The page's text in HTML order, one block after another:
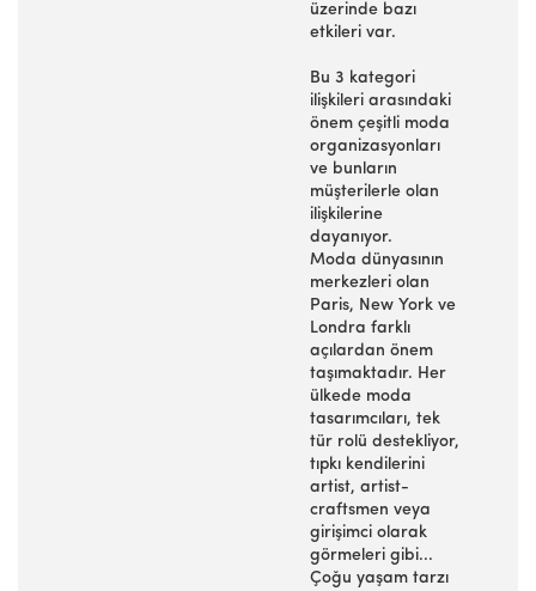
üzerinde bazı
etkileri var.
Bu 3 kategori
ilişkileri arasındaki
önem çeşitli moda
organizasyonları
ve bunların
müşterilerle olan
ilişkilerine
dayanıyor.
Moda dünyasının
merkezleri olan
Paris, New York ve
Londra farklı
açılardan önem
taşımaktadır. Her
ülkede moda
tasarımcıları, tek
tür rolü destekliyor,
tıpkı kendilerini
artist, artist-
craftsmen veya
girişimci olarak
görmeleri gibi...
Çoğu yaşam tarzı